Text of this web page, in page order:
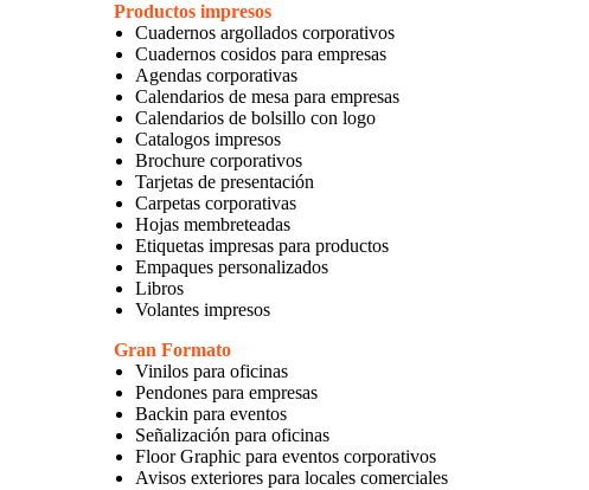
Productos impresos
Cuadernos argollados corporativos
Cuadernos cosidos para empresas
Agendas corporativas
Calendarios de mesa para empresas
Calendarios de bolsillo con logo
Catalogos impresos
Brochure corporativos
Tarjetas de presentación
Carpetas corporativas
Hojas membreteadas
Etiquetas impresas para productos
Empaques personalizados
Libros
Volantes impresos
Gran Formato
Vinilos para oficinas
Pendones para empresas
Backin para eventos
Señalización para oficinas
Floor Graphic para eventos corporativos
Avisos exteriores para locales comerciales